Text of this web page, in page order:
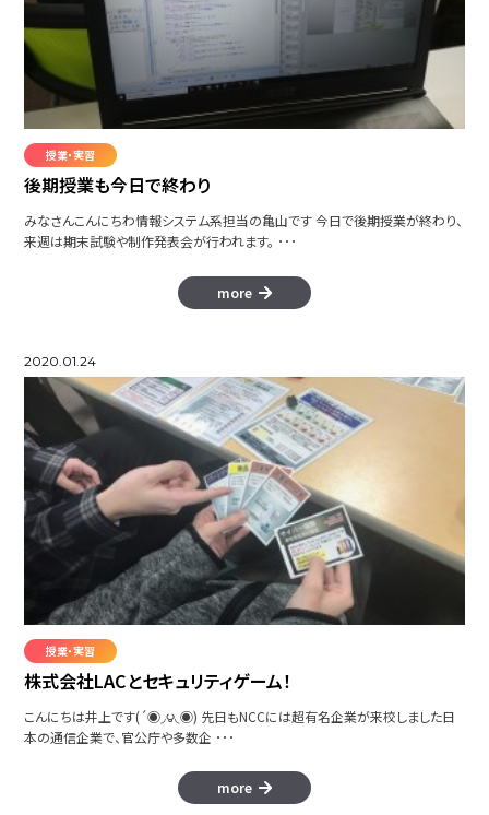
授業・実習
後期授業も今日で終わり
みなさんこんにちわ情報システム系担当の亀山です 今日で後期授業が終わり、
来週は期末試験や制作発表会が行われます。 ･･･
more
2020.01.24
授業・実習
株式会社LACとセキュリティゲーム！
こんにちは井上です(´◉◞౪◟◉) 先日もNCCには超有名企業が来校しました日
本の通信企業で、官公庁や多数企 ･･･
more